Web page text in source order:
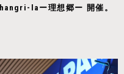
laー理想郷ー 開催。